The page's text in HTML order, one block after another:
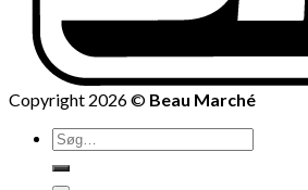
Copyright 2026 © Beau Marché
Søg
efter: